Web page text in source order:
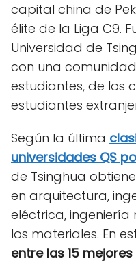
capital china de
élite de la Liga C9.
Universidad de
con una
estudiantes, de los
estudiantes
Según la última
universidades QS
de Tsinghua
en arquitectura,
eléctrica,
los materiales. En
entre las 15